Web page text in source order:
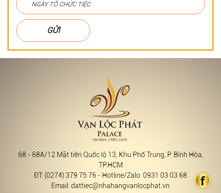
GỬI
68 - 68A/12 Mặt tiền Quốc lộ 13, Khu Phố Trung, P. Bình Hòa,
TP.HCM
ĐT: (0274) 379 75 76 - Hotline/Zalo: 0931 03 03 68
Email: dattiec@nhahangvanlocphat.vn